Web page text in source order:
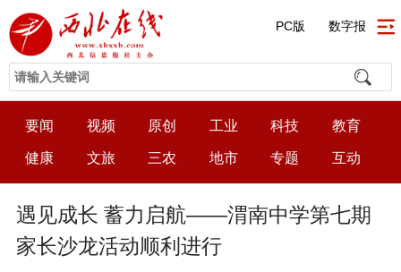
PC版 数字报
要闻 视频 原创 工业 科技 教育
健康 文旅 三农 地市 专题 互动
遇见成长 蓄力启航——渭南中学第七期
家长沙龙活动顺利进行